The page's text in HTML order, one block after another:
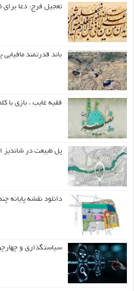
تعجیل فرج: دعا برای
باند قدرتمند
فقیه غایب ، بازی با
پل طبیعت در شاندیز
دانلود نقشه پایانه
سیاستگذاری و